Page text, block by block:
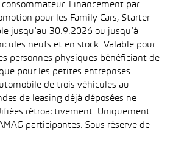
Financement par
pour les Family Cars, Starter
jusqu’au 30.9.2026 ou jusqu’à
neufs et en stock. Valable pour
personnes physiques bénéficiant de
pour les petites entreprises
de trois véhicules au
de leasing déjà déposées ne
rétroactivement. Uniquement
participantes. Sous réserve de